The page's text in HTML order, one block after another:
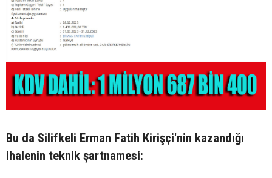
Bu da Silifkeli Erman Fatih Kirişçi'nin kazandığı
ihalenin teknik şartnamesi: